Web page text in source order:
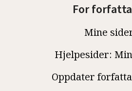
For
Mine
Hjelpesider:
Oppdater